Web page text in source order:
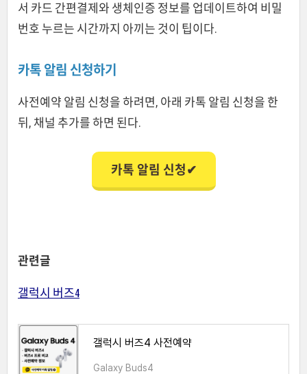
서 카드 간편결제와 생체인증 정보를 업데이트하여 비밀
번호 누르는 시간까지 아끼는 것이 팁이다.
카톡 알림 신청하기
사전예약 알림 신청을 하려면, 아래 카톡 알림 신청을 한
뒤, 채널 추가를 하면 된다.
카톡 알림 신청✔
관련글
갤럭시 버즈4
갤럭시 버즈4 사전예약
Galaxy Buds4